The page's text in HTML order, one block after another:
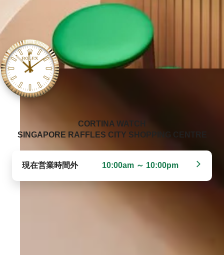
‭CORTINA WATCH
SINGAPORE RAFFLES CITY SHOPPING CENTRE‬
現在営業時間外 10:00am ～ 10:00pm